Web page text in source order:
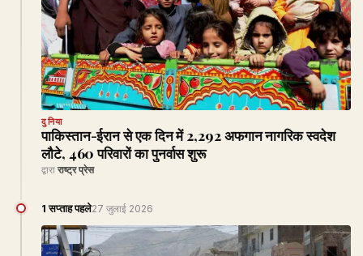
दुनिया
पाकिस्तान-ईरान से एक दिन में 2,292 अफगान नागरिक स्वदेश
लौटे, 460 परिवारों का पुनर्वास शुरू
द्वारा राष्ट्र प्रेस
1 सप्ताह पहले27 जुलाई 2026